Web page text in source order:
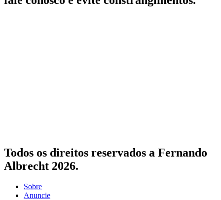
Todos os direitos reservados a Fernando
Albrecht 2026.
Sobre
Anuncie